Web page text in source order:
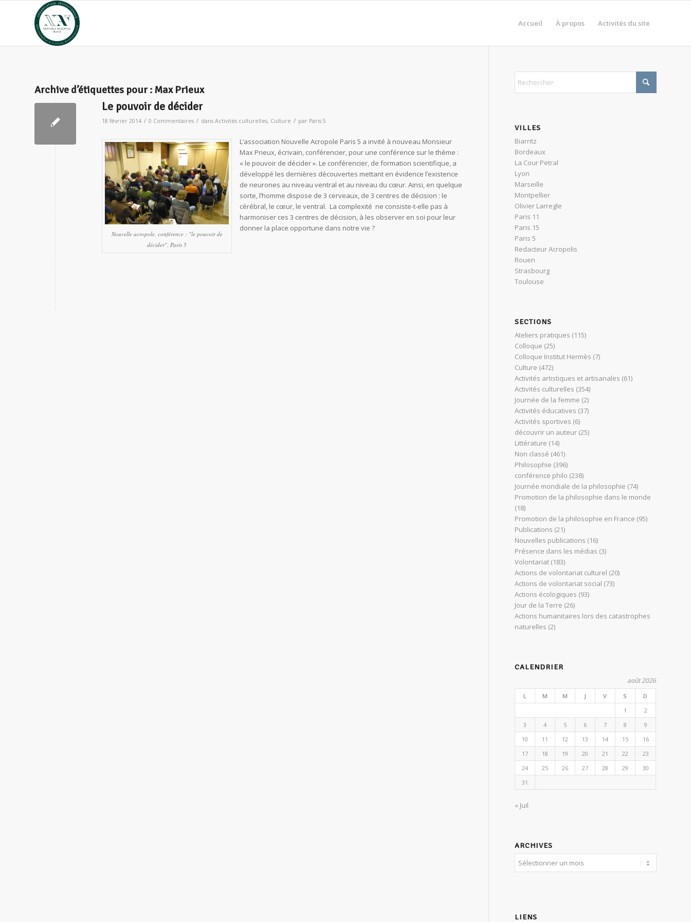
Accueil À propos Activités du site
Archive d’étiquettes pour : Max Prieux
Le pouvoir de décider
18 février 2014 / 0 Commentaires / dans Activités culturelles, Culture / par Paris 5
Nouvelle acropole, conférence : "le pouvoir de
décider", Paris 5
L’association Nouvelle Acropole Paris 5 a invité à nouveau Monsieur
Max Prieux, écrivain, conférencier, pour une conférence sur le thème :
« le pouvoir de décider ». Le conférencier, de formation scientifique, a
développé les dernières découvertes mettant en évidence l’existence
de neurones au niveau ventral et au niveau du cœur. Ainsi, en quelque
sorte, l’homme dispose de 3 cerveaux, de 3 centres de décision : le
cérébral, le cœur, le ventral. La complexité ne consiste-t-elle pas à
harmoniser ces 3 centres de décision, à les observer en soi pour leur
donner la place opportune dans notre vie ?
VILLES
Biarritz
Bordeaux
La Cour Petral
Lyon
Marseille
Montpellier
Olivier Larregle
Paris 11
Paris 15
Paris 5
Redacteur Acropolis
Rouen
Strasbourg
Toulouse
SECTIONS
Ateliers pratiques (115)
Colloque (25)
Colloque Institut Hermès (7)
Culture (472)
Activités artistiques et artisanales (61)
Activités culturelles (354)
Journée de la femme (2)
Activités éducatives (37)
Activités sportives (6)
découvrir un auteur (25)
Littérature (14)
Non classé (461)
Philosophie (396)
conférence philo (238)
Journée mondiale de la philosophie (74)
Promotion de la philosophie dans le monde
(18)
Promotion de la philosophie en France (95)
Publications (21)
Nouvelles publications (16)
Présence dans les médias (3)
Volontariat (183)
Actions de volontariat culturel (20)
Actions de volontariat social (73)
Actions écologiques (93)
Jour de la Terre (26)
Actions humanitaires lors des catastrophes
naturelles (2)
CALENDRIER
août 2026
L M M J V S
D
1
2
3
4 5 6 7 8
9
10
11 12 13 14 15
16
17
18 19 20 21 22
23
24
25 26 27 28 29
30
31
« Juil
ARCHIVES
LIENS